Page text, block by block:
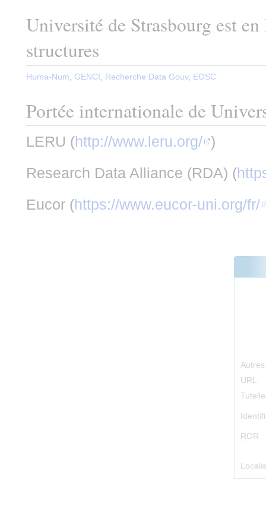
URL
ROR
Université de Strasbourg est
structures
Huma-Num GENCI Recherche Data Gouv, EOSC
Portée internationale de
LERU (http://www.leru.org/ )
Research Data Alliance (RDA) (
Eucor (https://www.eucor-uni.org/fr/